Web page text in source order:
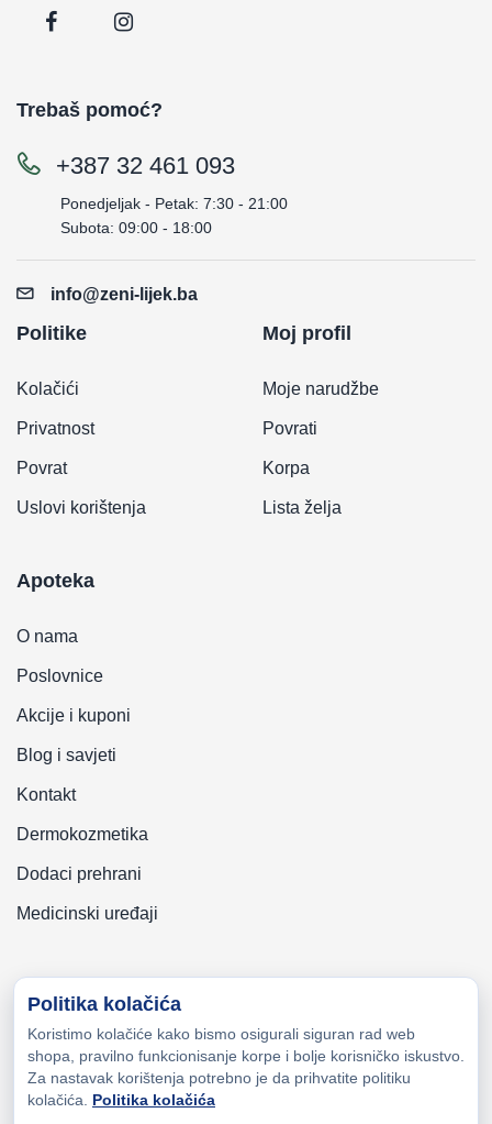
Trebaš pomoć?
+387 32 461 093
Ponedjeljak - Petak: 7:30 - 21:00
Subota: 09:00 - 18:00
info@zeni-lijek.ba
Politike
Kolačići
Privatnost
Povrat
Uslovi korištenja
Moj profil
Moje narudžbe
Povrati
Korpa
Lista želja
Apoteka
O nama
Poslovnice
Akcije i kuponi
Blog i savjeti
Kontakt
Dermokozmetika
Dodaci prehrani
Medicinski uređaji
Copyright © 2026 Zeni-Lijek Apoteka. Sva prava zadržana
Politika kolačića
Koristimo kolačiće kako bismo osigurali siguran rad web
shopa, pravilno funkcionisanje korpe i bolje korisničko iskustvo.
Za nastavak korištenja potrebno je da prihvatite politiku
kolačića. Politika kolačića